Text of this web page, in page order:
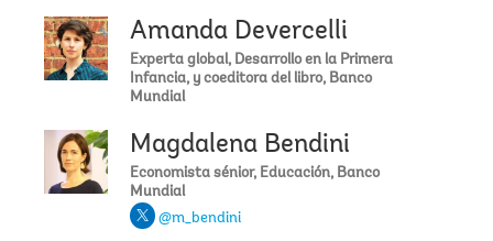
formularios para crear experiencias implementadoras.
Felicitaciones por el espacio de construcción socioeducativa.
Desde Argentina, Cristina Avila Muchas Gracias por la
invitación
Recuerden que pueden enviar sus preguntas en este chat o
en social media utilizando el hashtag #EducaciónTemprana.
Nuestras expertas están respondiendo en vivo.
Amanda Devercelli
Experta global, Desarrollo en la Primera
Infancia, y coeditora del libro, Banco
Mundial
Magdalena Bendini
Economista sénior, Educación, Banco
Mundial
@m_bendini